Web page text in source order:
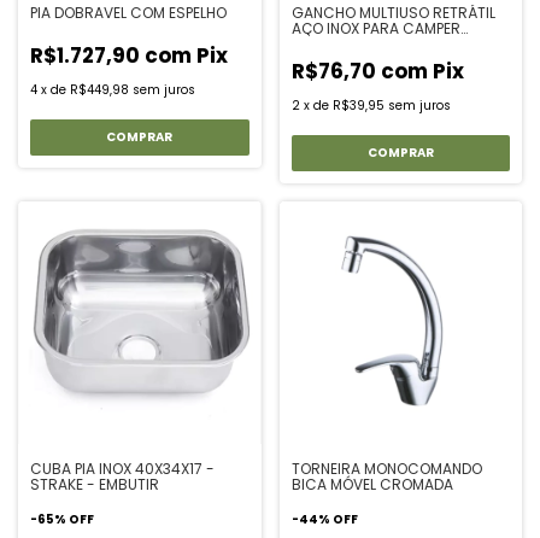
PIA DOBRAVEL COM ESPELHO
R$1.727,90 com Pix
4 x de R$449,98 sem juros
GANCHO MULTIUSO RETRÁTIL
AÇO INOX PARA CAMPER
R$76,70 com Pix
2 x de R$39,95 sem juros
CUBA PIA INOX 40X34X17 -
STRAKE - EMBUTIR
-65% OFF
TORNEIRA MONOCOMANDO
BICA MÓVEL CROMADA
-44% OFF